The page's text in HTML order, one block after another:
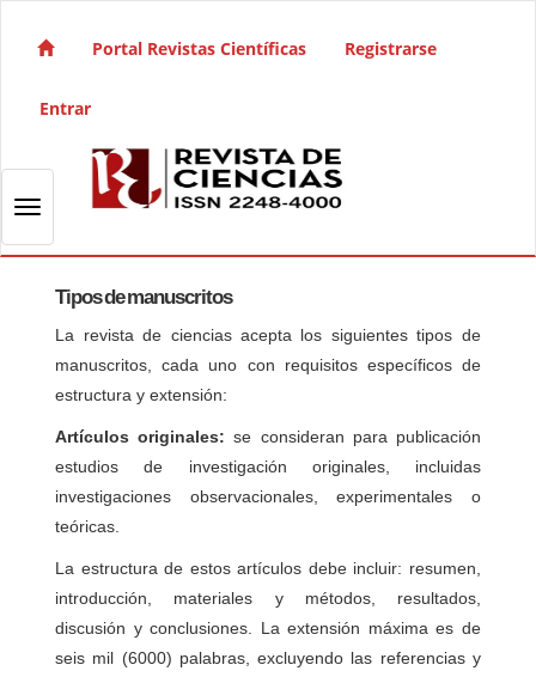
Navegación principal
Barra lateral
Portal Revistas Científicas Registrarse
Entrar
Toggle navigation
Tipos de manuscritos
La revista de ciencias acepta los siguientes tipos de
manuscritos, cada uno con requisitos específicos de
estructura y extensión:
Artículos originales: se consideran para publicación
estudios de investigación originales, incluidas
investigaciones observacionales, experimentales o
teóricas.
La estructura de estos artículos debe incluir: resumen,
introducción, materiales y métodos, resultados,
discusión y conclusiones. La extensión máxima es de
seis mil (6000) palabras, excluyendo las referencias y